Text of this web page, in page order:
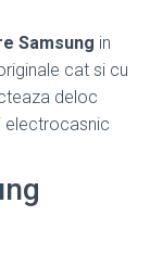
Samsung in
cat si cu
deloc
electrocasnic